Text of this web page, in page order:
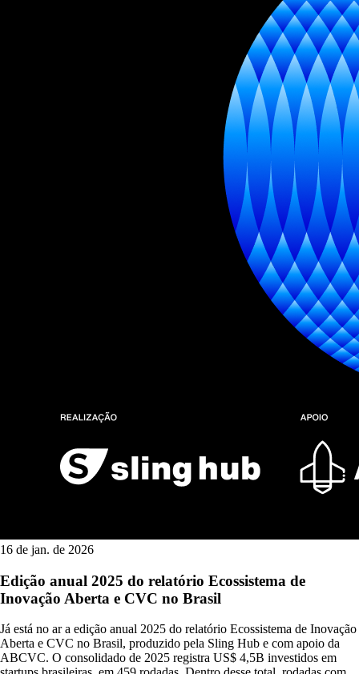
16 de jan. de 2026
Edição anual 2025 do relatório Ecossistema de
Inovação Aberta e CVC no Brasil
Já está no ar a edição anual 2025 do relatório Ecossistema de Inovação
Aberta e CVC no Brasil, produzido pela Sling Hub e com apoio da
ABCVC. O consolidado de 2025 registra US$ 4,5B investidos em